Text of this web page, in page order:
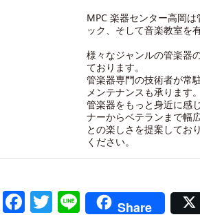
MPC 楽器センター高岡
ック、そして音楽教室を
様々なジャンルの管楽器
ております。
管楽器専門の技術者が常
メンテナンスも承ります。
管楽器をもっと身近に感
ナーからベテランまで幅
との楽しさを提案してお
ください。
Facebook
Twitter
LineShare